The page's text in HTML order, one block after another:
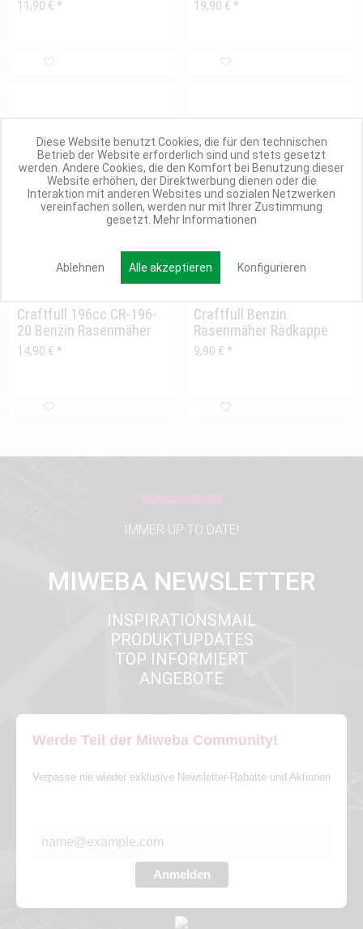
11,90 € * 19,90 € *
1 Variante
Craftfull 196cc CR-196-
20 Benzin Rasenmäher
Radkappe hinten...
14,90 € *
Craftfull Benzin
Rasenmäher Radkappe
vorne CR-196-10,...
9,90 € *
IMMER UP TO DATE!
MIWEBA NEWSLETTER
INSPIRATIONSMAIL
PRODUKTUPDATES
TOP INFORMIERT
ANGEBOTE
Werde Teil der Miweba Community!
Verpasse nie wieder exklusive Newsletter-Rabatte und Aktionen
Anmelden
Diese Website benutzt Cookies, die für den technischen
Betrieb der Website erforderlich sind und stets gesetzt
werden. Andere Cookies, die den Komfort bei Benutzung dieser
Website erhöhen, der Direktwerbung dienen oder die
Interaktion mit anderen Websites und sozialen Netzwerken
vereinfachen sollen, werden nur mit Ihrer Zustimmung
gesetzt. Mehr Informationen
Ablehnen Alle akzeptieren Konfigurieren